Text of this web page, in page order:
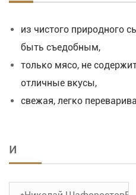
из чистого природного
быть съедобным,
только мясо, не
отличные вкусы,
свежая, легко
и